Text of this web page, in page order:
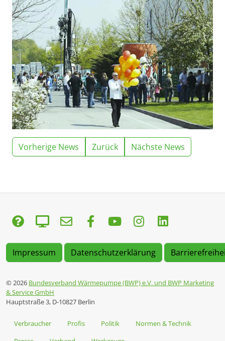
Vorherige News Zurück Nächste News
Impressum Datenschutzerklärung
© 2026 Bundesverband Wärmepumpe (BWP) e.V. und BWP Marketing
& Service GmbH
Hauptstraße 3, D-10827 Berlin
Verbraucher Profis Politik
Normen & Technik